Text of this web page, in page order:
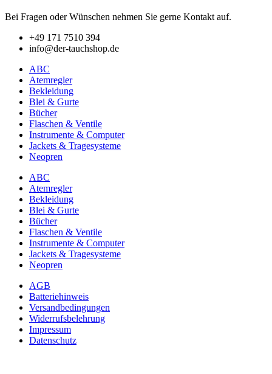
Optionen
auf
der
Bei Fragen oder Wünschen nehmen Sie gerne Kontakt auf.
+49 171 7510 394
info@der-tauchshop.de
ABC
Atemregler
Bekleidung
Blei & Gurte
Bücher
Flaschen & Ventile
Instrumente & Computer
Jackets & Tragesysteme
Neopren
ABC
Atemregler
Bekleidung
Blei & Gurte
Bücher
Flaschen & Ventile
Instrumente & Computer
Jackets & Tragesysteme
Neopren
AGB
Batteriehinweis
Versandbedingungen
Widerrufsbelehrung
Impressum
Datenschutz